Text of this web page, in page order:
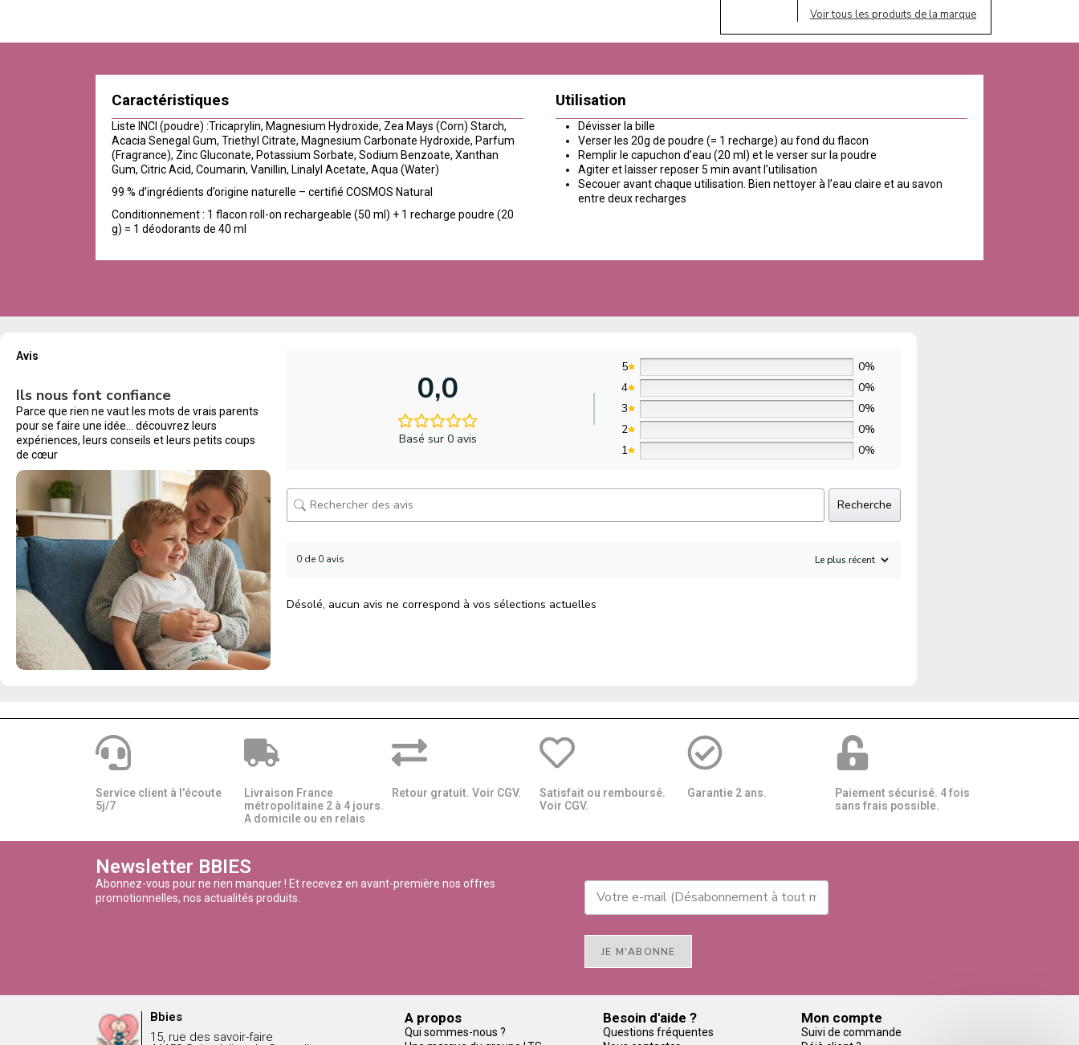
Voir tous les produits de la marque
Caractéristiques
Liste INCI (poudre) :Tricaprylin, Magnesium Hydroxide, Zea Mays (Corn) Starch,
Acacia Senegal Gum, Triethyl Citrate, Magnesium Carbonate Hydroxide, Parfum
(Fragrance), Zinc Gluconate, Potassium Sorbate, Sodium Benzoate, Xanthan
Gum, Citric Acid, Coumarin, Vanillin, Linalyl Acetate, Aqua (Water)
99 % d’ingrédients d’origine naturelle – certifié COSMOS Natural
Conditionnement : 1 flacon roll-on rechargeable (50 ml) + 1 recharge poudre (20
g) = 1 déodorants de 40 ml
Utilisation
Dévisser la bille
Verser les 20g de poudre (= 1 recharge) au fond du flacon
Remplir le capuchon d’eau (20 ml) et le verser sur la poudre
Agiter et laisser reposer 5 min avant l’utilisation
Secouer avant chaque utilisation. Bien nettoyer à l’eau claire et au savon
entre deux recharges
Avis
Ils nous font confiance
Parce que rien ne vaut les mots de vrais parents
pour se faire une idée… découvrez leurs
expériences, leurs conseils et leurs petits coups
de cœur
0,0
Basé sur 0 avis
5
0%
4
0%
3
0%
2
0%
1
0%
Recherche
0 de 0 avis
Désolé, aucun avis ne correspond à vos sélections actuelles
Service client à l'écoute
5j/7
Livraison France
métropolitaine 2 à 4 jours.
A domicile ou en relais​​
Retour gratuit. Voir CGV.
Satisfait ou remboursé.
Voir CGV.
Garantie 2 ans.
Paiement sécurisé. 4 fois
sans frais possible.
Newsletter BBIES
Abonnez-vous pour ne rien manquer ! Et recevez en avant-première nos offres
promotionnelles, nos actualités produits.
JE M'ABONNE
Bbies
15, rue des savoir-faire
A propos
Qui sommes-nous ?
Besoin d'aide ?
Questions fréquentes
Mon compte
Suivi de commande